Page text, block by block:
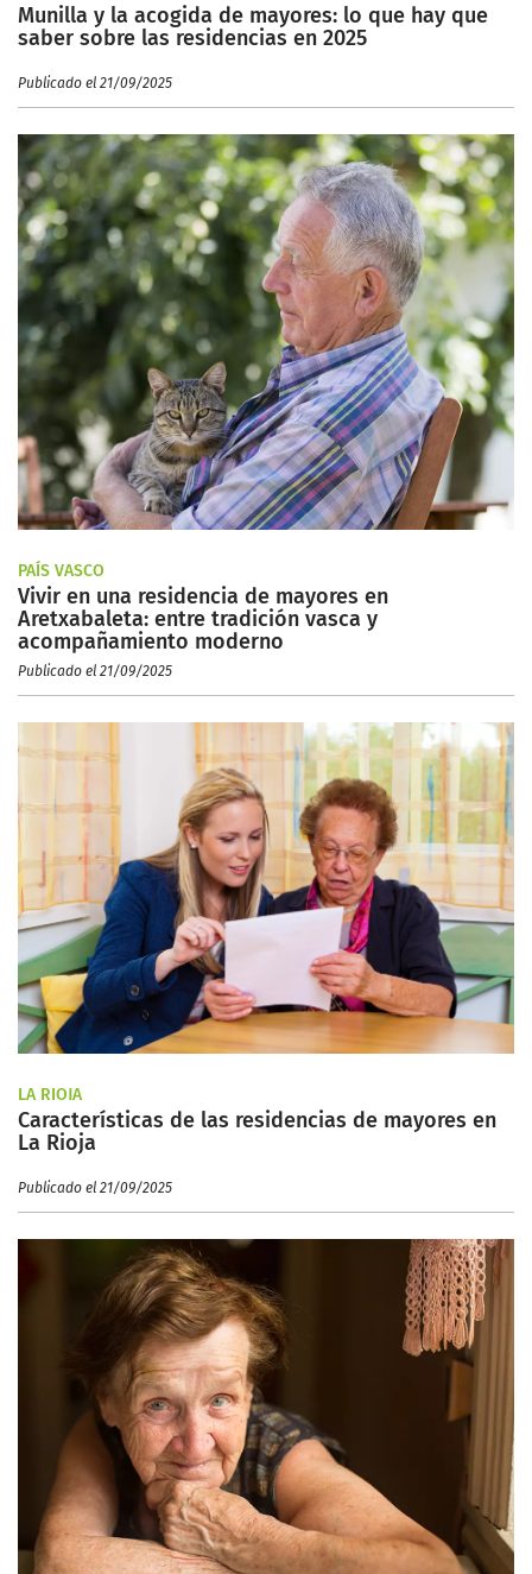
Munilla y la acogida de mayores: lo que hay que
saber sobre las residencias en 2025
Publicado el 21/09/2025
PAÍS VASCO
Vivir en una residencia de mayores en
Aretxabaleta: entre tradición vasca y
acompañamiento moderno
Publicado el 21/09/2025
LA RIOJA
Características de las residencias de mayores en
La Rioja
Publicado el 21/09/2025